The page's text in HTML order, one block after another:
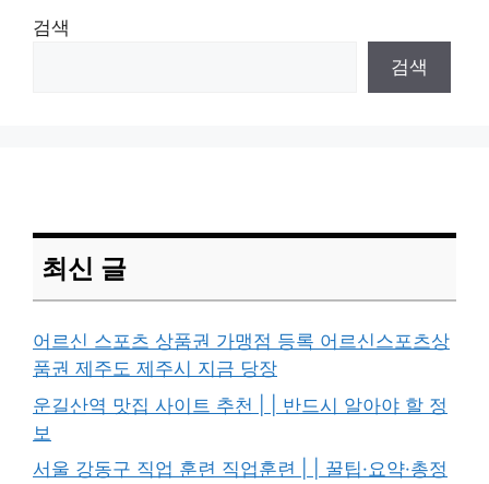
검색
검색
최신 글
어르신 스포츠 상품권 가맹점 등록 어르신스포츠상
품권 제주도 제주시 지금 당장
운길산역 맛집 사이트 추천 | | 반드시 알아야 할 정
보
서울 강동구 직업 훈련 직업훈련 | | 꿀팁·요약·총정